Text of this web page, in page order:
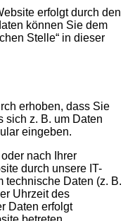
erfolgt durch den
können Sie dem
Stelle“ in dieser
erhoben, dass Sie
sich z. B. um Daten
eingeben.
nach Ihrer
durch unsere IT-
technische Daten (z. B.
Uhrzeit des
Daten erfolgt